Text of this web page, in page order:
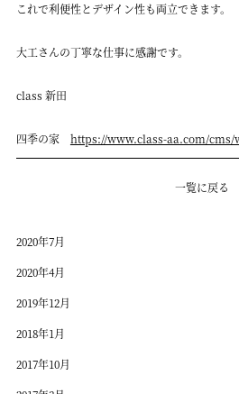
2020年7月
2020年4月
2019年12月
2018年1月
2017年10月
これで利便性とデザイン性も両立できます。
大工さんの丁寧な仕事に感謝です。
class 新田
四季の家 https://www.class-aa.com/
一覧に戻る